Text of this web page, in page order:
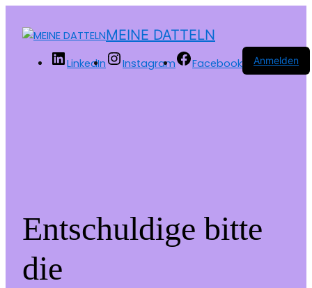
MEINE DATTELN
LinkedIn Instagram Facebook Anmelden
Entschuldige bitte
die